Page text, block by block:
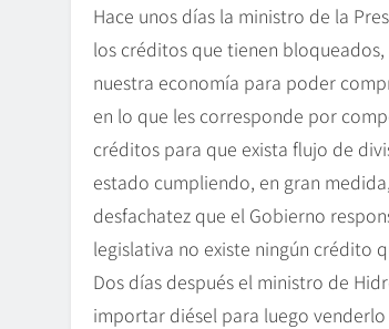
Hace unos días la ministro de la
los créditos que tienen
nuestra economía para poder
en lo que les corresponde por
créditos para que exista flujo de
estado cumpliendo, en gran
desfachatez que el Gobierno
legislativa no existe ningún crédito
Dos días después el ministro de
importar diésel para luego